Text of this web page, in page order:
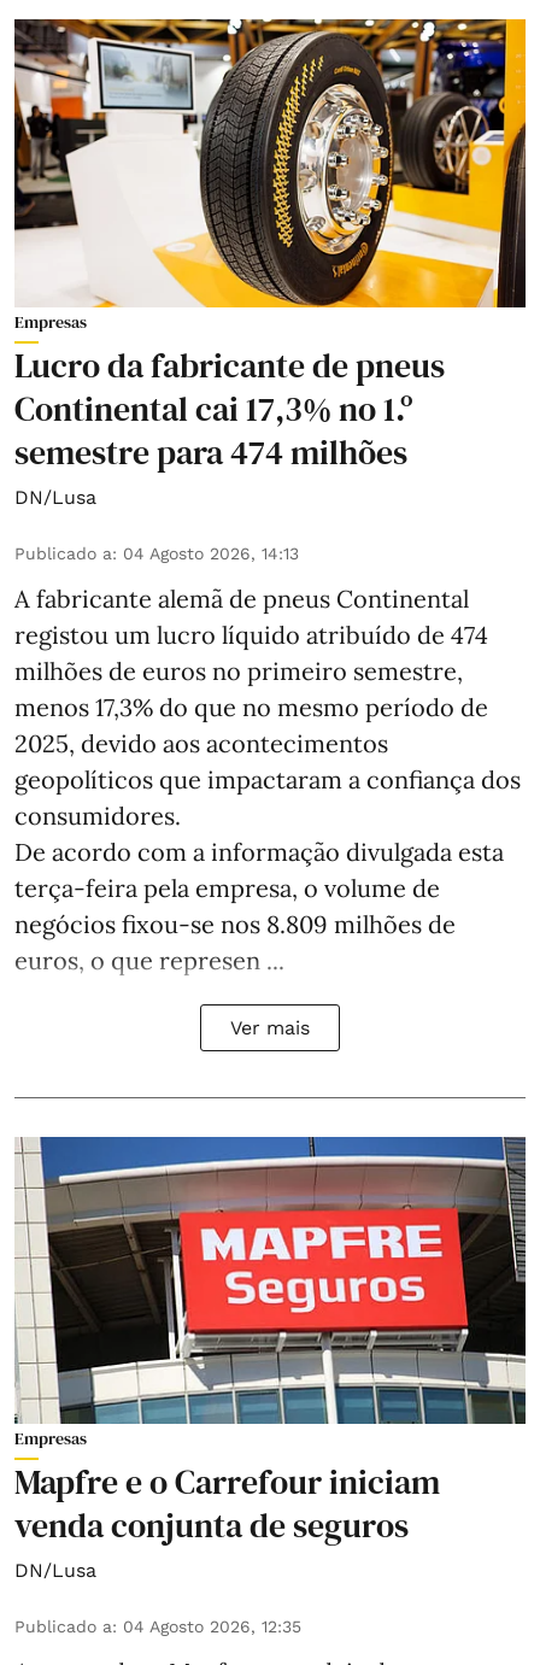
Empresas
Lucro da fabricante de pneus
Continental cai 17,3% no 1.º
semestre para 474 milhões
DN/Lusa
Publicado a: 04 Agosto 2026, 14:13
A fabricante alemã de pneus Continental
registou um lucro líquido atribuído de 474
milhões de euros no primeiro semestre,
menos 17,3% do que no mesmo período de
2025, devido aos acontecimentos
geopolíticos que impactaram a confiança dos
consumidores.
De acordo com a informação divulgada esta
terça-feira pela empresa, o volume de
negócios fixou-se nos 8.809 milhões de
euros, o que represen ...
Ver mais
Empresas
Mapfre e o Carrefour iniciam
venda conjunta de seguros
DN/Lusa
Publicado a: 04 Agosto 2026, 12:35